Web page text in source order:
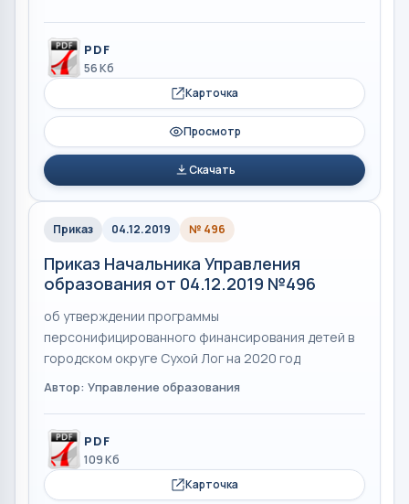
PDF
56 Кб
Карточка
Просмотр
Скачать
Приказ 04.12.2019 № 496
Приказ Начальника Управления
образования от 04.12.2019 №496
об утверждении программы
персонифицированного финансирования детей в
городском округе Сухой Лог на 2020 год
Автор: Управление образования
PDF
109 Кб
Карточка